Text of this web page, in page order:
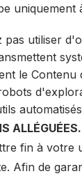
uniquement
pas utiliser
le Contenu
ALLÉGUÉES.
fin à votre
Afin de